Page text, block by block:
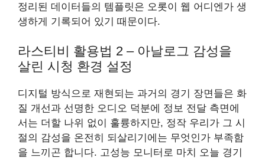
정리된 데이터들의 템플릿은 오롯이 웹 어디엔가 생
생하게 기록되어 있기 때문이다.
라스티비 활용법 2 – 아날로그 감성을
살린 시청 환경 설정
디지털 방식으로 재현되는 과거의 경기 장면들은 화
질 개선과 선명한 오디오 덕분에 정보 전달 측면에
서는 더할 나위 없이 훌륭하지만, 정작 우리가 그 시
절의 감성을 온전히 되살리기에는 무엇인가 부족함
을 느끼곤 합니다. 고성능 모니터로 마치 오늘 경기